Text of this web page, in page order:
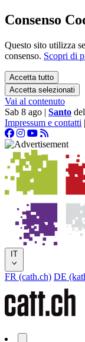
Consenso
Questo sito utilizza
consenso. Scopri di
Accetta tutto
Accetta selezionati
Vai al contenuto
Sab 8 ago | Santo
Impressum e contatti |
IT
FR (cath.ch) DE